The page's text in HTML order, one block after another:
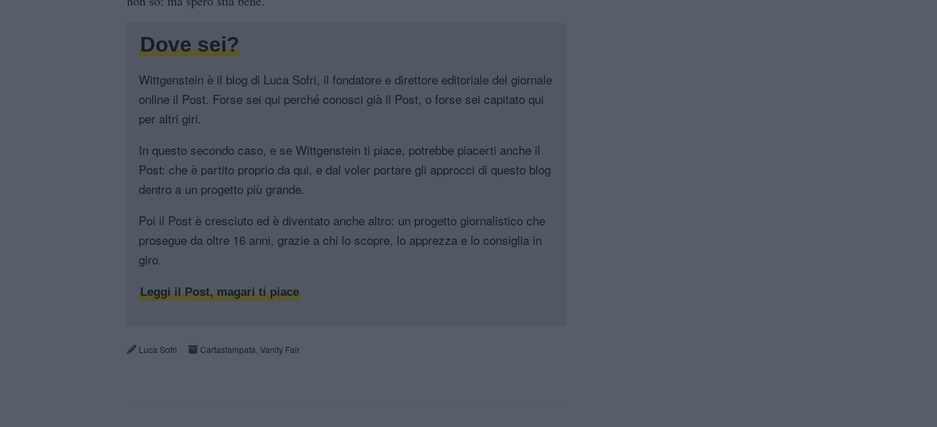
Dove sei?
Wittgenstein è il blog di Luca Sofri, il fondatore e direttore editoriale del giornale
online il Post. Forse sei qui perché conosci già il Post, o forse sei capitato qui
per altri giri.
In questo secondo caso, e se Wittgenstein ti piace, potrebbe piacerti anche il
Post: che è partito proprio da qui, e dal voler portare gli approcci di questo blog
dentro a un progetto più grande.
Poi il Post è cresciuto ed è diventato anche altro: un progetto giornalistico che
prosegue da oltre 16 anni, grazie a chi lo scopre, lo apprezza e lo consiglia in
giro.
Leggi il Post, magari ti piace
Luca Sofri Cartastampata Vanity Fair